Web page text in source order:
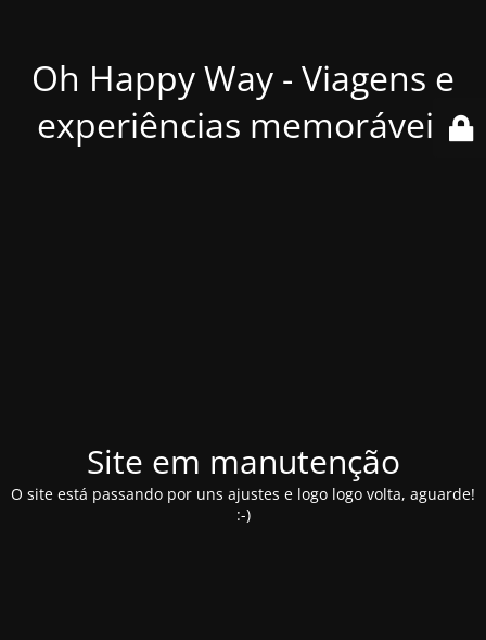
Oh Happy Way - Viagens e
experiências memoráveis
Site em manutenção
O site está passando por uns ajustes e logo logo volta, aguarde!
:-)